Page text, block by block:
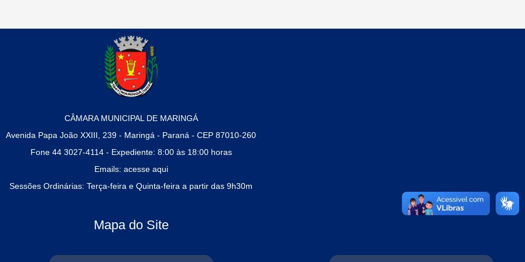
CÂMARA MUNICIPAL DE MARINGÁ
Avenida Papa João XXIII, 239 - Maringá - Paraná - CEP 87010-260
Fone 44 3027-4114 - Expediente: 8:00 às 18:00 horas
Emails: acesse aqui
Sessões Ordinárias: Terça-feira e Quinta-feira a partir das 9h30m
Mapa do Site